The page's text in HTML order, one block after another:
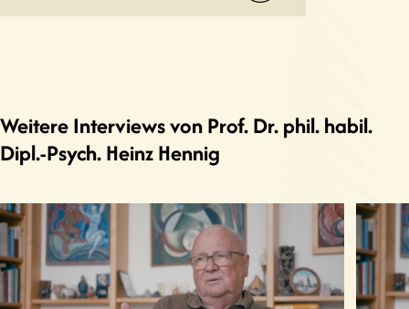
Weitere Interviews von Prof. Dr. phil. habil.
Dipl.-Psych. Heinz Hennig